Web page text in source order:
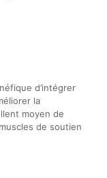
d’intégrer
la
moyen de
de soutien